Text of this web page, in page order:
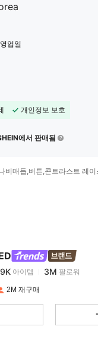
업일
개인정보 보호
에서 판매됨
비매듭,버튼,콘트라스트 레이
아이템 3M 팔로워
3M
2M 재구매